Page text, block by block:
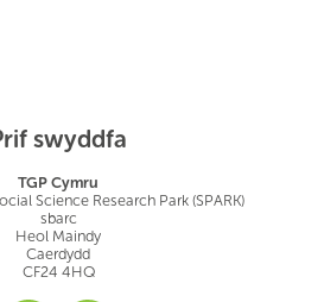
swyddfa
TGP Cymru
Science Research Park (SPARK)
sbarc
Heol Maindy
Caerdydd
CF24 4HQ